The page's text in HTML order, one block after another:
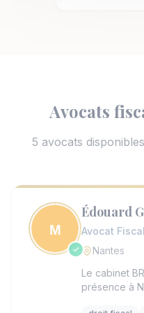
Avocats
5 avocats
Édouard
Avocat
Nantes
Le cabinet
présence à